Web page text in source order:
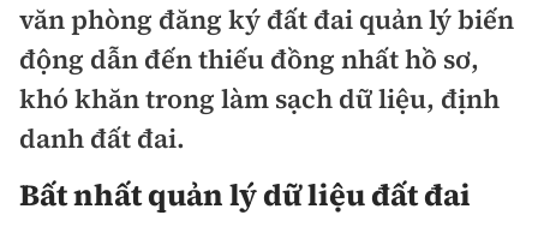
Chính trị
Xã hội
Chuyện dọc đường
Cải chính
Xây dựng
Chỉ đạo điều hành
Quy hoạch kiến trúc
Vật liệu xây dựng
Giao thông
Quản lý
Kinh tế
văn phòng đăng ký đất đai quản lý biến
động dẫn đến thiếu đồng nhất hồ sơ,
khó khăn trong làm sạch dữ liệu, định
danh đất đai.
Bất nhất quản lý dữ liệu đất đai